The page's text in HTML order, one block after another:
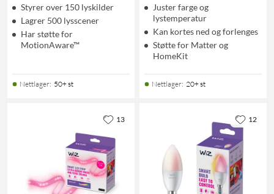
Styrer over 150 lyskilder
Lagrer 500 lysscener
Har støtte for
MotionAware™
Nettlager: 50+ st
Juster farge og
lystemperatur
Kan kortes ned og forlenges
Støtte for Matter og
HomeKit
Nettlager: 20+ st
13 12